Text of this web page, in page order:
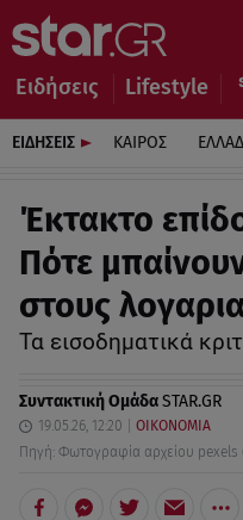
Ειδήσεις Lifestyle
ΕΙΔΗΣΕΙΣ ΚΑΙΡΟΣ
Έκτακτο
Πότε
στους
Τα εισοδηματικά
Συντακτική ΟμάδαSTAR.GR
19.05.26, 12:20
ΟΙΚΟΝΟΜΙΑ
Πηγή: Φωτογραφία αρχείου